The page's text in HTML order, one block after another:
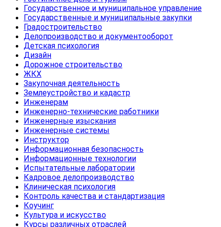
Государственное и муниципальное управление
Государственные и муниципальные закупки
Градостроительство
Делопроизводство и документооборот
Детская психология
Дизайн
Дорожное строительство
ЖКХ
Закупочная деятельность
Землеустройство и кадастр
Инженерам
Инженерно-технические работники
Инженерные изыскания
Инженерные системы
Инструктор
Информационная безопасность
Информационные технологии
Испытательные лаборатории
Кадровое делопроизводство
Клиническая психология
Контроль качества и стандартизация
Коучинг
Культура и искусство
Курсы различных отраслей